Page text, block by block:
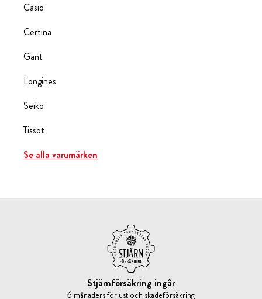
Casio
Certina
Gant
Longines
Seiko
Tissot
Se alla varumärken
Stjärnförsäkring ingår
6 månaders förlust och skadeförsäkring